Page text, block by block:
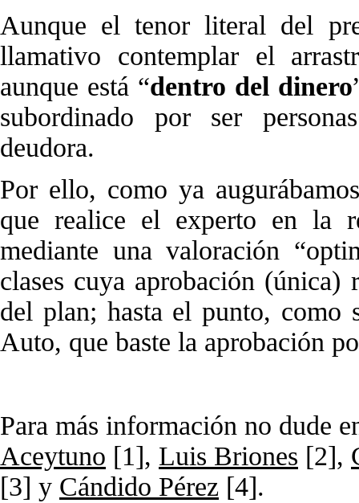
Aunque el tenor literal del
llamativo contemplar el
aunque está “dentro del dinero
subordinado por ser
deudora.
Por ello, como ya
que realice el experto en la
mediante una valoración
clases cuya aprobación (única)
del plan; hasta el punto, como
Auto, que baste la aprobación
Para más información no dude
Aceytuno [1], Luis Briones [2],
[3] y Cándido Pérez [4].